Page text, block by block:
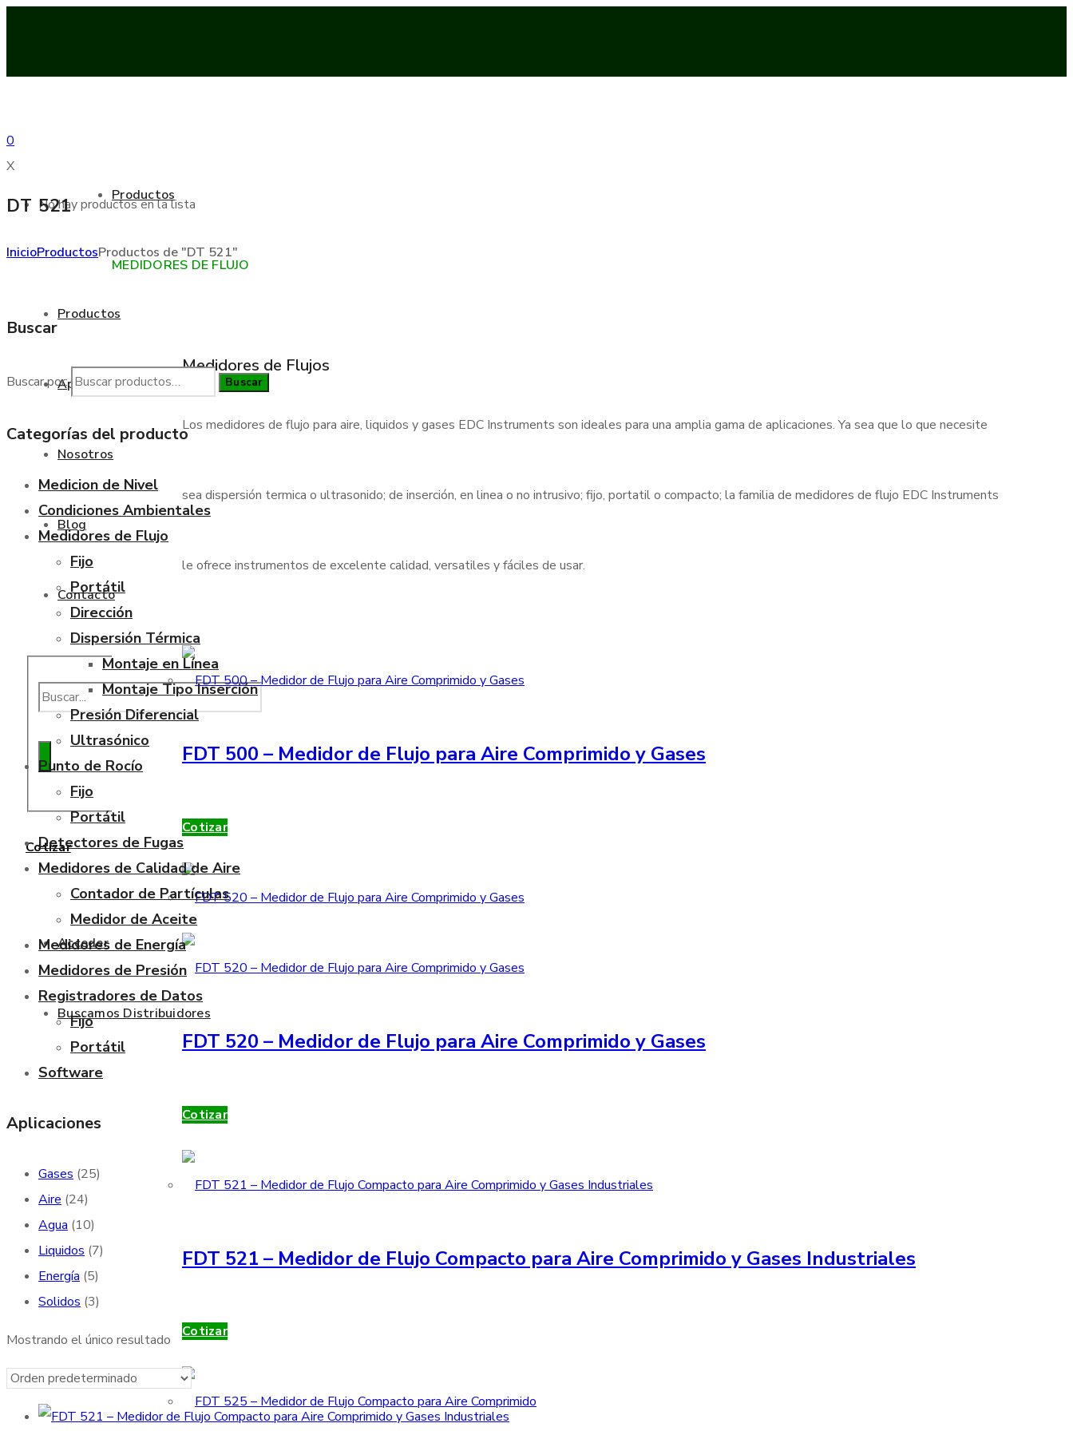
0
X
No hay productos en la lista
Productos
Aplicaciones
Nosotros
Blog
Contacto
Cotizar
Acceder
Buscamos Distribuidores
Productos
MEDIDORES DE FLUJO
Medidores de Flujos
Los medidores de flujo para aire, liquidos y gases EDC Instruments son ideales para una amplia gama de aplicaciones. Ya sea que lo que necesite
sea dispersión termica o ultrasonido; de inserción, en linea o no intrusivo; fijo, portatil o compacto; la familia de medidores de flujo EDC Instruments
le ofrece instrumentos de excelente calidad, versatiles y fáciles de usar.
FDT 500 – Medidor de Flujo para Aire Comprimido y Gases
Cotizar
FDT 520 – Medidor de Flujo para Aire Comprimido y Gases
Cotizar
FDT 521 – Medidor de Flujo Compacto para Aire Comprimido y Gases Industriales
Cotizar
DT 521
InicioProductosProductos de "DT 521"
Buscar
Buscar por: Buscar
Categorías del producto
Medicion de Nivel
Condiciones Ambientales
Medidores de Flujo
Fijo
Portátil
Dirección
Dispersión Térmica
Montaje en Línea
Montaje Tipo Inserción
Presión Diferencial
Ultrasónico
Punto de Rocío
Fijo
Portátil
Detectores de Fugas
Medidores de Calidad de Aire
Contador de Partículas
Medidor de Aceite
Medidores de Energía
Medidores de Presión
Registradores de Datos
Fijo
Portátil
Software
Aplicaciones
Gases (25)
Aire (24)
Agua (10)
Liquidos (7)
Energía (5)
Solidos (3)
Mostrando el único resultado